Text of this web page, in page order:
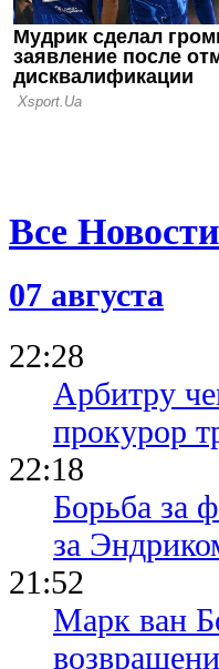
Все Новости
07 августа
22:28
Арбитру
прокурор
22:18
Борьба за
за
21:52
Марк ван